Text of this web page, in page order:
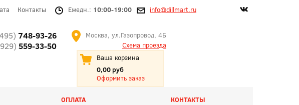
Контакты Ежедн.: 10:00-19:00 info@dillmart.ru
748-93-26
559-33-50
Москва, ул.Газопровод, 4Б
Схема проезда
Ваша корзина
0,00 руб
Оформить заказ
ОПЛАТА КОНТАКТЫ